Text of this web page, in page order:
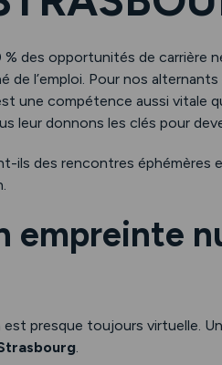
des opportunités de carrière
de l’emploi. Pour nos
une compétence aussi vitale
leur donnons les clés pour
ils des rencontres éphémères
empreinte
est presque toujours virtuelle.
.